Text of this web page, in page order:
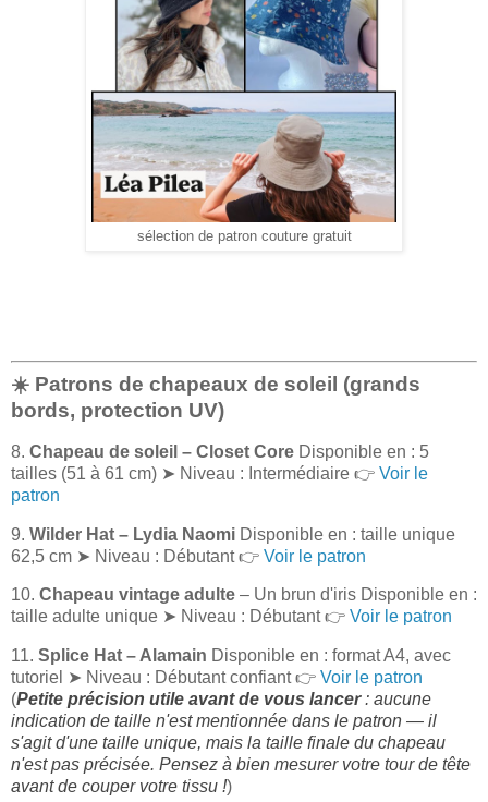
sélection de patron couture gratuit
☀️ Patrons de chapeaux de soleil (grands
bords, protection UV)
8. Chapeau de soleil – Closet Core Disponible en : 5
tailles (51 à 61 cm) ➤ Niveau : Intermédiaire 👉 Voir le
patron
9. Wilder Hat – Lydia Naomi Disponible en : taille unique
62,5 cm ➤ Niveau : Débutant 👉 Voir le patron
10. Chapeau vintage adulte – Un brun d'iris Disponible en :
taille adulte unique ➤ Niveau : Débutant 👉 Voir le patron
11. Splice Hat – Alamain Disponible en : format A4, avec
tutoriel ➤ Niveau : Débutant confiant 👉 Voir le patron
(Petite précision utile avant de vous lancer: aucune
indication de taille n'est mentionnée dans le patron — il
s'agit d'une taille unique, mais la taille finale du chapeau
n'est pas précisée. Pensez à bien mesurer votre tour de tête
avant de couper votre tissu !)